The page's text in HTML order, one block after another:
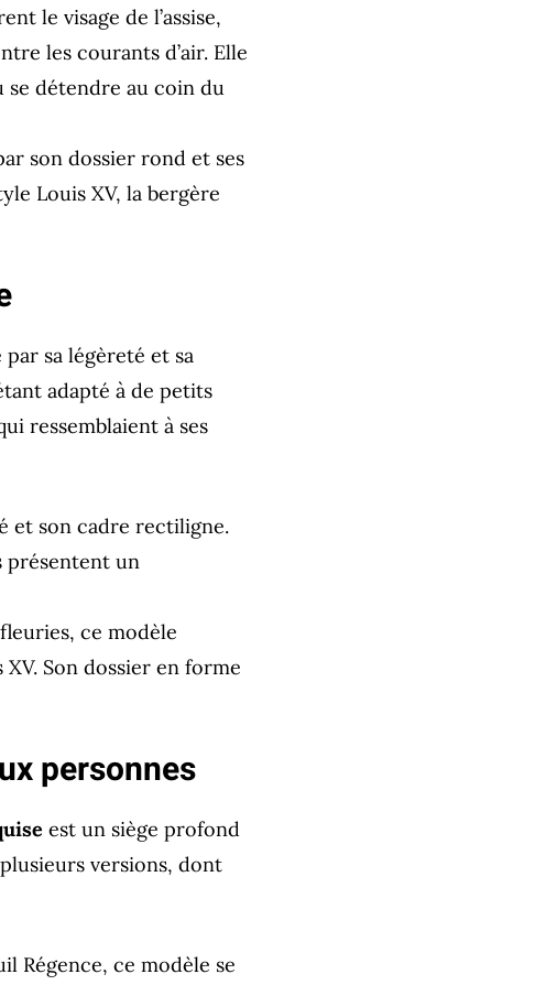
le visage de l’assise,
les courants d’air. Elle
détendre au coin du
son dossier rond et ses
Louis XV, la bergère
sa légèreté et sa
adapté à de petits
ressemblaient à ses
et son cadre rectiligne.
présentent un
ce modèle
Son dossier en forme
personnes
est un siège profond
versions, dont
Régence, ce modèle se